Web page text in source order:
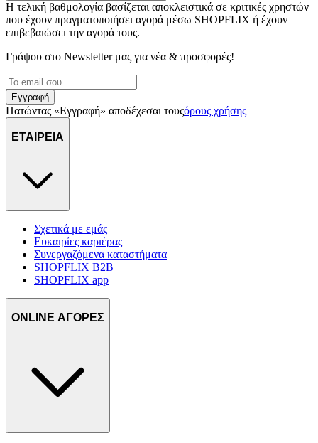
Η τελική βαθμολογία βασίζεται αποκλειστικά σε κριτικές χρηστών
που έχουν πραγματοποιήσει αγορά μέσω SHOPFLIX ή έχουν
επιβεβαιώσει την αγορά τους.
Γράψου στο Νewsletter μας για νέα & προσφορές!
Εγγραφή
Πατώντας «Εγγραφή» αποδέχεσαι τουςόρους χρήσης
ΕΤΑΙΡΕΙΑ
Σχετικά με εμάς
Ευκαιρίες καριέρας
Συνεργαζόμενα καταστήματα
SHOPFLIX B2B
SHOPFLIX app
ONLINE ΑΓΟΡΕΣ